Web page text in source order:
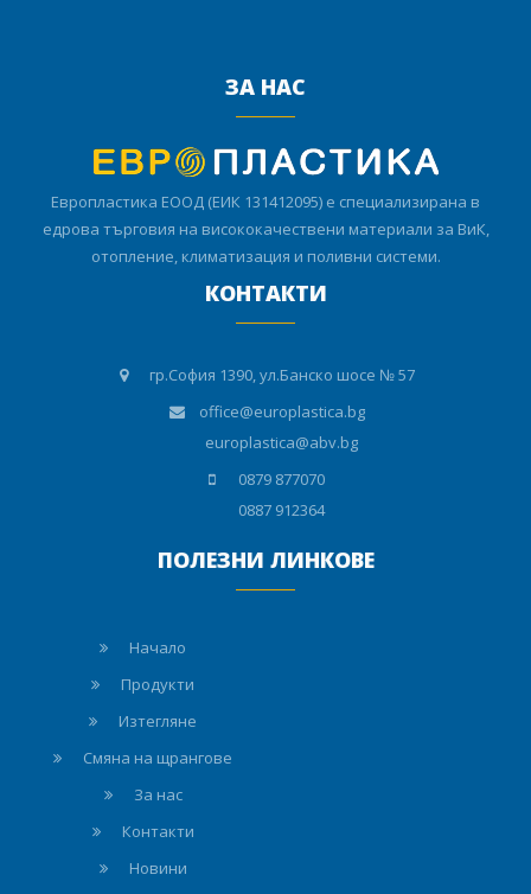
ЗА НАС
Европластика ЕООД (ЕИК 131412095) е специализирана в
едрова търговия на висококачествени материали за ВиК,
отопление, климатизация и поливни системи.
КОНТАКТИ
гр.София 1390, ул.Банско шосе № 57
office@europlastica.bg
europlastica@abv.bg
0879 877070
0887 912364
ПОЛЕЗНИ ЛИНКОВЕ
Начало
Продукти
Изтегляне
Смяна на щрангове
За нас
Контакти
Новини